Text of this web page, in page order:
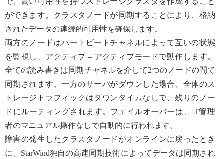
ができます。クラスタノードが同期することにより、格納
されたデータの連続的可用性を確保します。
両方のノードはハートビートチャネルによって互いの状態
を監視し、アクティブ – アクティブモードで動作します。
全ての読み書きは同期チャネルを介して2つのノードの間で
同期されます。一方のサーバがダウンした場合、全体のス
トレージトラフィックはダウンタイムなしで、残りのノー
ドにルーティングされます。フェイルオーバーは、IT管理
者のマニュアル操作なしで自動的に行われます。
障害の発生したクラスタノードがオンラインに戻ったとき
に、StarWind独自の高速同期技術によってデータは同期され